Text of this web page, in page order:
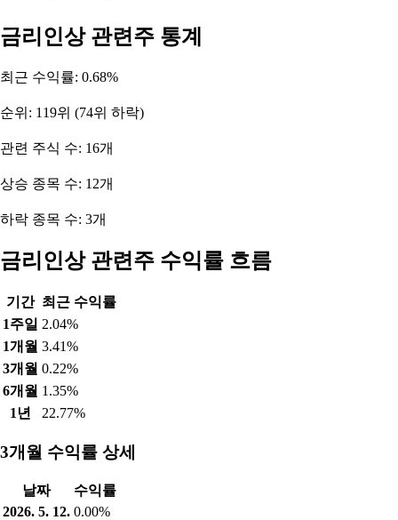
금리인상 관련주 통계
최근 수익률: 0.68%
순위: 119위 (74위 하락)
관련 주식 수: 16개
상승 종목 수: 12개
하락 종목 수: 3개
금리인상 관련주 수익률 흐름
기간 최근 수익률
1주일 2.04%
1개월 3.41%
3개월 0.22%
6개월 1.35%
1년
22.77%
3개월 수익률 상세
날짜
수익률
2026. 5. 12. 0.00%